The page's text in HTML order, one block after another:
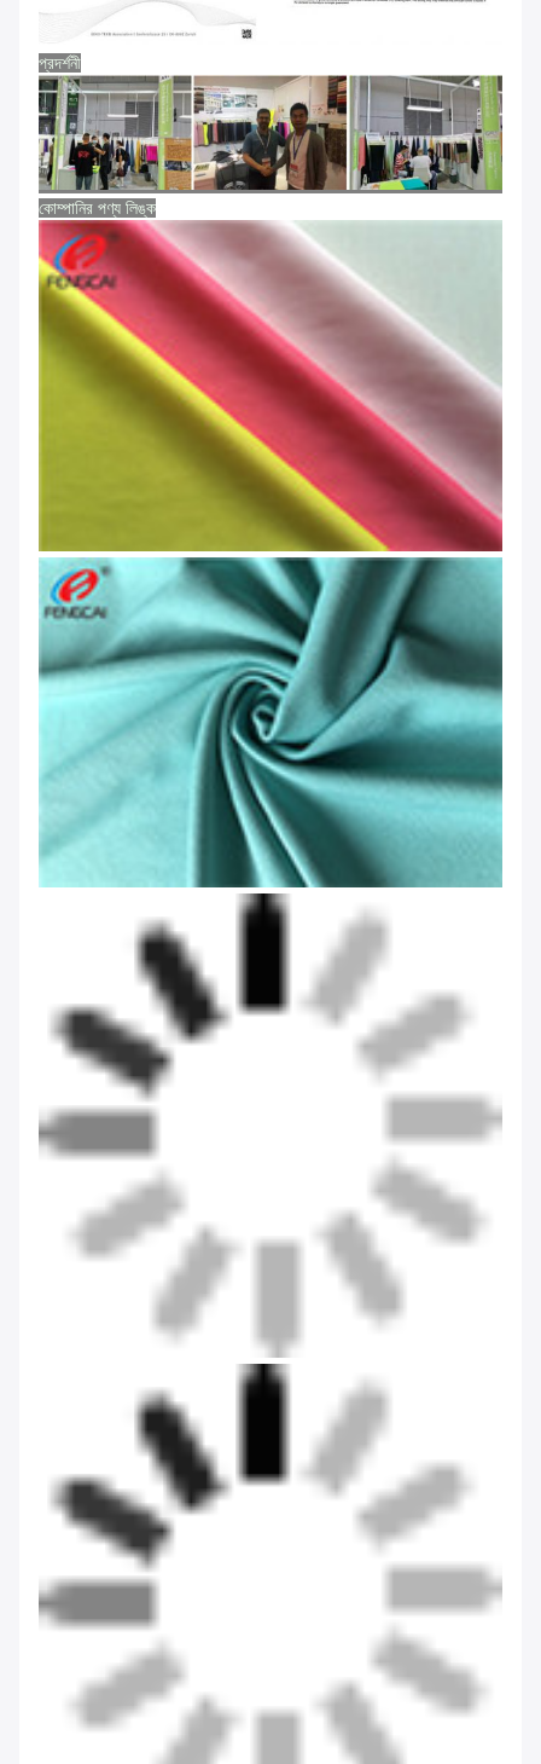
প্রদর্শনী
কোম্পানির পণ্য লিঙ্ক